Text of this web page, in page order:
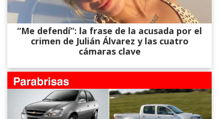
“Me defendí”: la frase de la acusada por el
crimen de Julián Álvarez y las cuatro
cámaras clave